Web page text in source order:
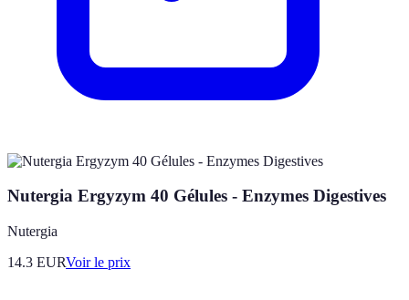
Nutergia Ergyzym 40 Gélules - Enzymes Digestives
Nutergia
14.3 EURVoir le prix